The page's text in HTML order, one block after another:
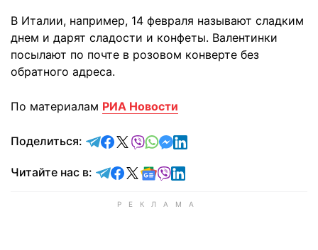
В Италии, например, 14 февраля называют сладким
днем и дарят сладости и конфеты. Валентинки
посылают по почте в розовом конверте без
обратного адреса.
По материалам РИА Новости
Поделиться: отправить в Telegram
поделиться в Facebook
поделиться в X
отправить в Viber
отправить в Whatsapp
отправить в Messenger
отправить в LinkedIn
Читайте нас в: Читайте в Telegram
Читайте в Facebook
Читайте в X
Читайте в Google news
Читайте в Viber
Читайте в LinkedIn